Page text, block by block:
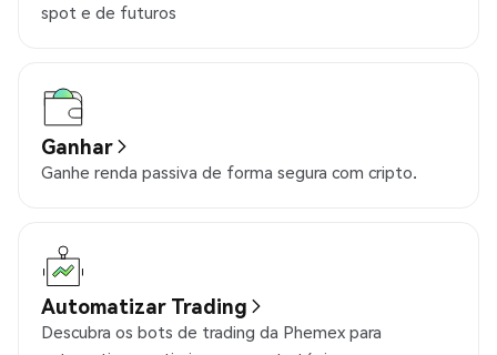
spot e de futuros
Ganhar
Ganhe renda passiva de forma segura com cripto.
Automatizar Trading
Descubra os bots de trading da Phemex para